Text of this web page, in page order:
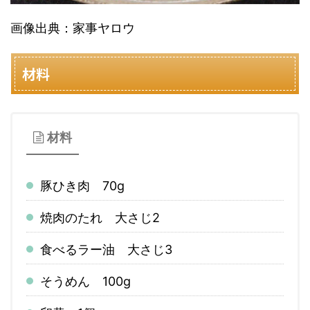
画像出典：家事ヤロウ
材料
材料
豚ひき肉 70g
焼肉のたれ 大さじ2
食べるラー油 大さじ3
そうめん 100g